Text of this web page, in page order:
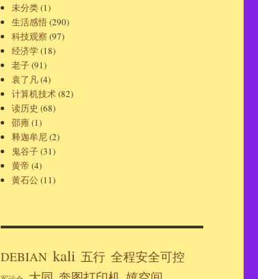
未分类(1)
生活感悟(290)
科技观察 (97)
经济学(18)
老子(91)
袁了凡(4)
计算机技术(82)
读历史 (68)
邵雍(1)
释迦牟尼(2)
鬼谷子(31)
黄帝 (4)
黄石公(11)
DEBIAN kali 五行 全程安全可控